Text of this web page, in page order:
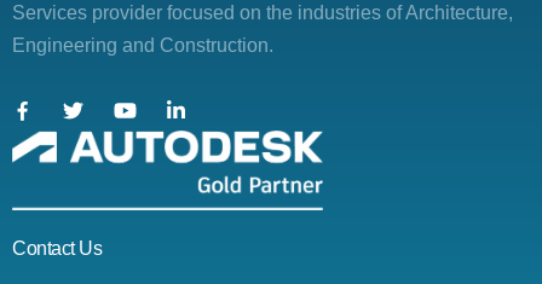
Services provider focused on the industries of Architecture,
Engineering and Construction.
Contact Us